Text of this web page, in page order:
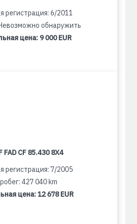
регистрация: 6/2011
обнаружить
цена: 9 000 EUR
FAD CF 85.430 8X4
регистрация: 7/2005
427 040 km
цена:12 678 EUR